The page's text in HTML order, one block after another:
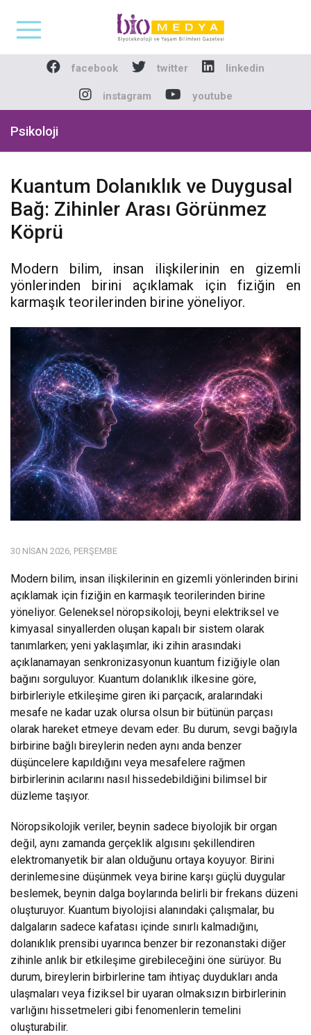
Biomedya -
facebook twitter linkedin
instagram youtube
Psikoloji
Kuantum Dolanıklık ve Duygusal
Bağ: Zihinler Arası Görünmez
Köprü
Modern bilim, insan ilişkilerinin en gizemli
yönlerinden birini açıklamak için fiziğin en
karmaşık teorilerinden birine yöneliyor.
30 NISAN 2026, PERŞEMBE
Modern bilim, insan ilişkilerinin en gizemli yönlerinden birini
açıklamak için fiziğin en karmaşık teorilerinden birine
yöneliyor. Geleneksel nöropsikoloji, beyni elektriksel ve
kimyasal sinyallerden oluşan kapalı bir sistem olarak
tanımlarken; yeni yaklaşımlar, iki zihin arasındaki
açıklanamayan senkronizasyonun kuantum fiziğiyle olan
bağını sorguluyor. Kuantum dolanıklık ilkesine göre,
birbirleriyle etkileşime giren iki parçacık, aralarındaki
mesafe ne kadar uzak olursa olsun bir bütünün parçası
olarak hareket etmeye devam eder. Bu durum, sevgi bağıyla
birbirine bağlı bireylerin neden aynı anda benzer
düşüncelere kapıldığını veya mesafelere rağmen
birbirlerinin acılarını nasıl hissedebildiğini bilimsel bir
düzleme taşıyor.
Nöropsikolojik veriler, beynin sadece biyolojik bir organ
değil, aynı zamanda gerçeklik algısını şekillendiren
elektromanyetik bir alan olduğunu ortaya koyuyor. Birini
derinlemesine düşünmek veya birine karşı güçlü duygular
beslemek, beynin dalga boylarında belirli bir frekans düzeni
oluşturuyor. Kuantum biyolojisi alanındaki çalışmalar, bu
dalgaların sadece kafatası içinde sınırlı kalmadığını,
dolanıklık prensibi uyarınca benzer bir rezonanstaki diğer
zihinle anlık bir etkileşime girebileceğini öne sürüyor. Bu
durum, bireylerin birbirlerine tam ihtiyaç duydukları anda
ulaşmaları veya fiziksel bir uyaran olmaksızın birbirlerinin
varlığını hissetmeleri gibi fenomenlerin temelini
oluşturabilir.